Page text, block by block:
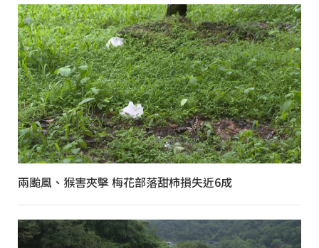
兩颱風、猴害夾擊 梅花部落甜柿損失近6成